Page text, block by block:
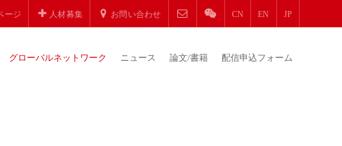
ージ 人材募集 お問い合わせ CN EN JP
グローバルネットワーク ニュース 論文/書籍 配信申込フォーム